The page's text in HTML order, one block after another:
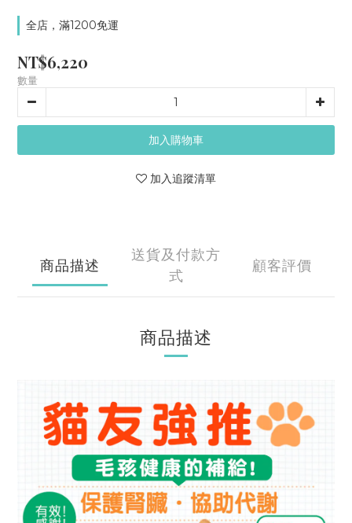
全店，滿1200免運
NT$6,220
數量
加入購物車
加入追蹤清單
商品描述
送貨及付款方
式
顧客評價
商品描述